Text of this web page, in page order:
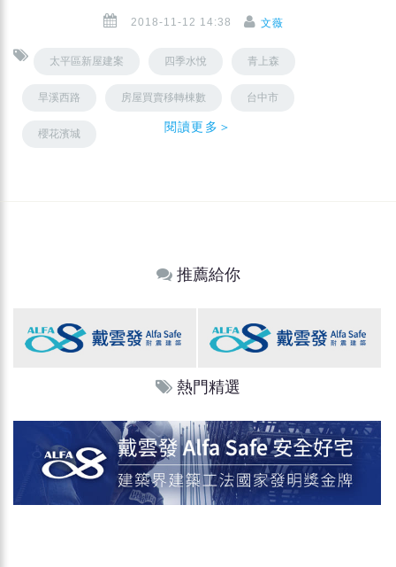
2018-11-12 14:38 文薇
太平區新屋建案 四季水悅 青上森
旱溪西路 房屋買賣移轉棟數 台中市
櫻花濱城 閱讀更多＞
推薦給你
熱門精選